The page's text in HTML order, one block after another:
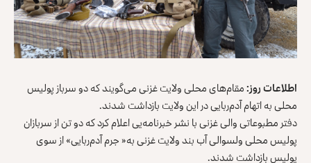
اطلاعات روز:مقام‌های محلی ولایت غزنی می‌گویند که دو سرباز پولیس
محلی به اتهام آدم‌ربایی در این ولایت بازداشت شدند.
دفتر مطبوعاتی والی غزنی با نشر خبرنامه‌یی اعلام کرد که دو تن از سربازان
پولیس محلی ولسوالی آب بند ولایت غزنی به« جرم آدم‌ربایی» از سوی
پولیس بازداشت شدند.